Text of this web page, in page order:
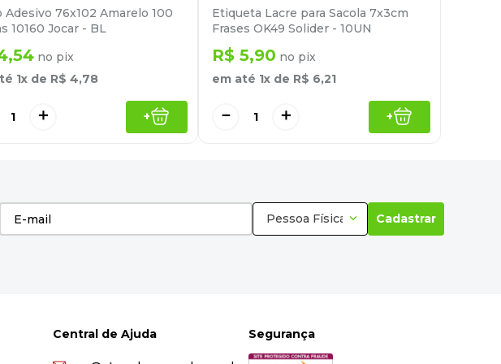
Adesivo 76x102 Amarelo 100
10160 Jocar - BL
,54 no pix
1x de R$ 4,78
＋ +
Etiqueta Lacre para Sacola 7x3cm
Frases OK49 Solider - 10UN
R$ 5,90 no pix
em até 1x de R$ 6,21
＋
－ +
Pessoa Física Cadastrar
Central de Ajuda Segurança